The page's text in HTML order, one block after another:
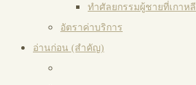
ทำศัลยกรรมผู้ชายที่เกาหลี
อัตราค่าบริการ
อ่านก่อน (สำคัญ)